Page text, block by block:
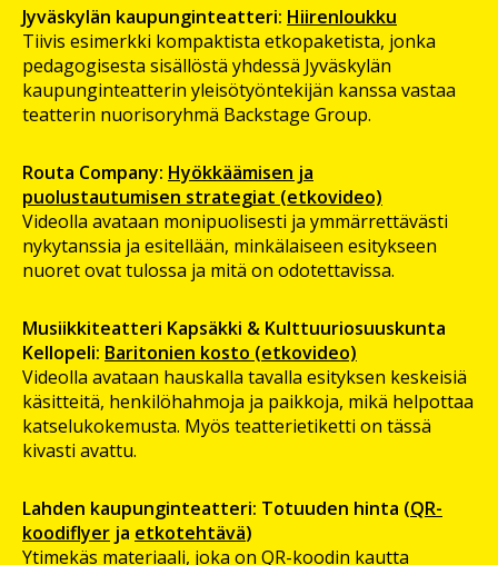
Jyväskylän kaupunginteatteri: Hiirenloukku
Tiivis esimerkki kompaktista etkopaketista, jonka
pedagogisesta sisällöstä yhdessä Jyväskylän
kaupunginteatterin yleisötyöntekijän kanssa vastaa
teatterin nuorisoryhmä Backstage Group.
Routa Company: Hyökkäämisen ja
puolustautumisen strategiat (etkovideo)
Videolla avataan monipuolisesti ja ymmärrettävästi
nykytanssia ja esitellään, minkälaiseen esitykseen
nuoret ovat tulossa ja mitä on odotettavissa.
Musiikkiteatteri Kapsäkki & Kulttuuriosuuskunta
Kellopeli: Baritonien kosto (etkovideo)
Videolla avataan hauskalla tavalla esityksen keskeisiä
käsitteitä, henkilöhahmoja ja paikkoja, mikä helpottaa
katselukokemusta. Myös teatterietiketti on tässä
kivasti avattu.
Lahden kaupunginteatteri: Totuuden hinta (QR-
koodiflyer ja etkotehtävä)
Ytimekäs materiaali, joka on QR-koodin kautta